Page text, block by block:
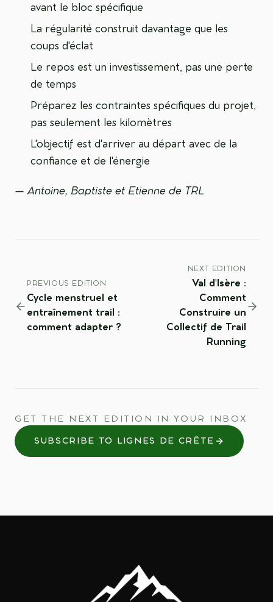
avant le bloc spécifique
La régularité construit davantage que les
coups d'éclat
Le repos est un investissement, pas une perte
de temps
Préparez les contraintes spécifiques du projet,
pas seulement les kilomètres
L'objectif est d'arriver au départ avec de la
confiance et de l'énergie
— Antoine, Baptiste et Etienne de TRL
PREVIOUS EDITION
Cycle menstruel et
entraînement trail :
comment adapter ?
NEXT EDITION
Val d'Isère :
Comment
Construire un
Collectif de Trail
Running
GET THE NEXT EDITION IN YOUR INBOX
SUBSCRIBE TO LIGNES DE CRÊTE